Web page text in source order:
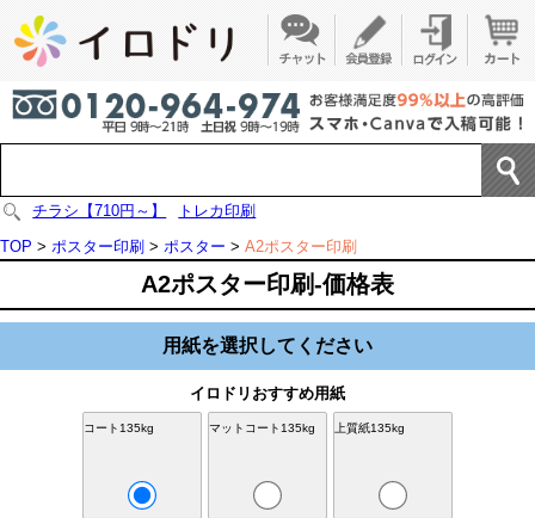
チラシ【710円～】
トレカ印刷
TOP > ポスター印刷 > ポスター > A2ポスター印刷
A2ポスター印刷-価格表
用紙を選択してください
イロドリおすすめ用紙
コート135kg マットコート135kg 上質紙135kg